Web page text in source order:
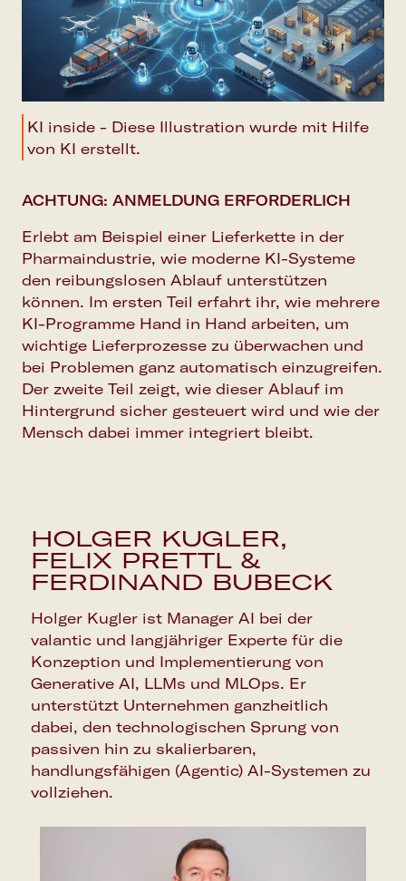
KI inside - Diese Illustration wurde mit Hilfe
von KI erstellt.
ACHTUNG: ANMELDUNG ERFORDERLICH
Erlebt am Beispiel einer Lieferkette in der
Pharmaindustrie, wie moderne KI-Systeme
den reibungslosen Ablauf unterstützen
können. Im ersten Teil erfahrt ihr, wie mehrere
KI-Programme Hand in Hand arbeiten, um
wichtige Lieferprozesse zu überwachen und
bei Problemen ganz automatisch einzugreifen.
Der zweite Teil zeigt, wie dieser Ablauf im
Hintergrund sicher gesteuert wird und wie der
Mensch dabei immer integriert bleibt.
HOLGER KUGLER,
FELIX PRETTL &
FERDINAND BUBECK
Holger Kugler ist Manager AI bei der
valantic und langjähriger Experte für die
Konzeption und Implementierung von
Generative AI, LLMs und MLOps. Er
unterstützt Unternehmen ganzheitlich
dabei, den technologischen Sprung von
passiven hin zu skalierbaren,
handlungsfähigen (Agentic) AI-Systemen zu
vollziehen.